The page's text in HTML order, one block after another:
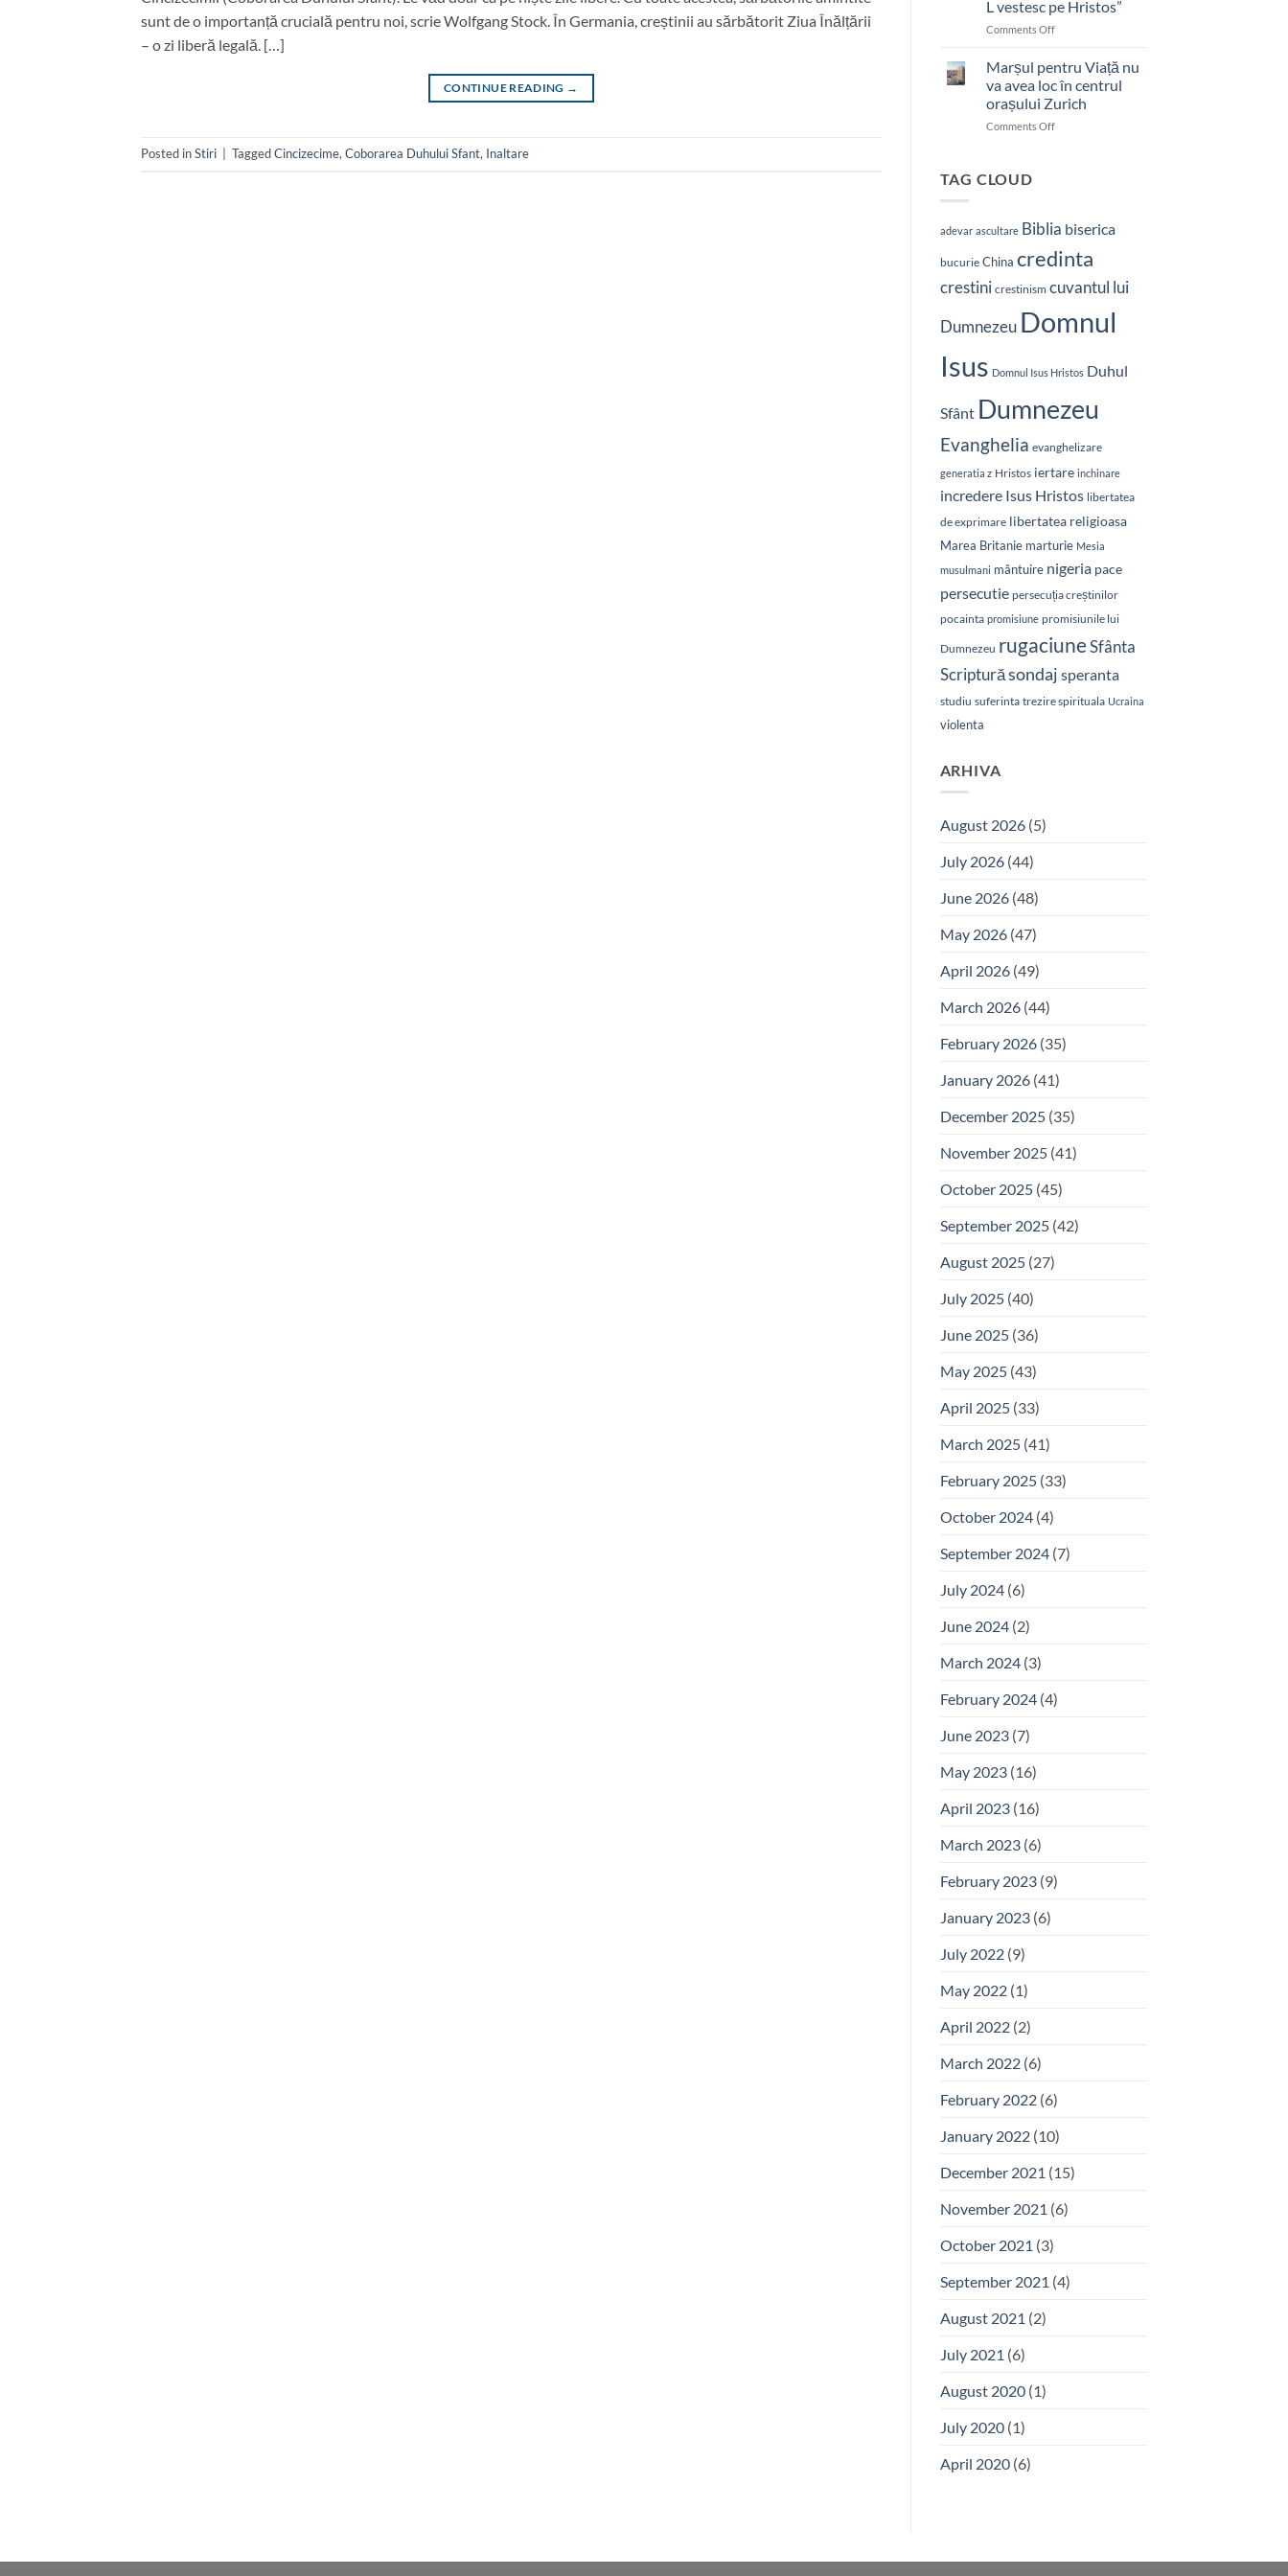
sunt de o importanță crucială pentru noi, scrie Wolfgang Stock. În Germania, creștinii au sărbătorit Ziua Înălțării
– o zi liberă legală. […]
CONTINUE READING →
Posted inStiri TaggedCincizecime, Coborarea Duhului Sfant, Inaltare
L vestesc pe Hristos”
Comments Offon
bătut
cu
brutalitate
în
Nepal:
L
pe
Marșul pentru Viață nu
va avea loc în centrul
orașului Zurich
Comments Offon
avea
loc
în
orașului
TAG CLOUD
adevar ascultare Biblia biserica
bucurie China credinta
crestini crestinism cuvantul lui
Dumnezeu Domnul
Isus Domnul Isus Hristos Duhul
Sfânt Dumnezeu
Evanghelia evanghelizare
generatia z Hristos iertare inchinare
incredere Isus Hristos libertatea
de exprimare libertatea religioasa
Marea Britanie marturie Mesia
musulmani mântuire nigeria pace
persecutie persecuția creștinilor
pocainta promisiune promisiunile lui
Dumnezeu rugaciuneSfânta
Scripturăsondaj speranta
studiu suferinta trezire spirituala Ucraina
violenta
ARHIVA
August 2026(5)
July 2026(44)
June 2026(48)
May 2026(47)
April 2026(49)
March 2026(44)
February 2026(35)
January 2026(41)
December 2025(35)
November 2025(41)
October 2025(45)
September 2025(42)
August 2025(27)
July 2025(40)
June 2025(36)
May 2025(43)
April 2025(33)
March 2025(41)
February 2025(33)
October 2024(4)
September 2024(7)
July 2024(6)
June 2024(2)
March 2024(3)
February 2024(4)
June 2023(7)
May 2023(16)
April 2023(16)
March 2023(6)
February 2023(9)
January 2023(6)
July 2022(9)
May 2022(1)
April 2022(2)
March 2022(6)
February 2022(6)
January 2022(10)
December 2021 (15)
November 2021 (6)
October 2021 (3)
September 2021 (4)
August 2021 (2)
July 2021 (6)
August 2020(1)
July 2020(1)
April 2020(6)